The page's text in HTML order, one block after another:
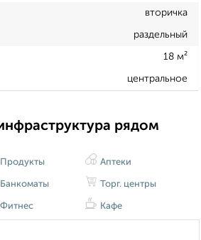
вторичка
раздельный
18 м²
центральное
рядом
Продукты
Банкоматы
Фитнес
Аптеки
Торг. центры
Кафе